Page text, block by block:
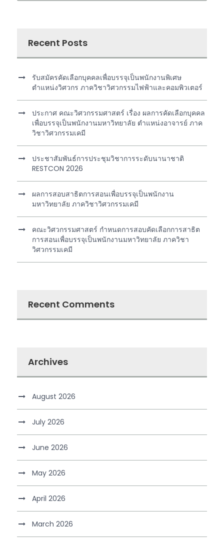
Recent Posts
รับสมัครคัดเลือกบุคคลเพื่อบรรจุเป็นพนักงานพิเศษ
ตำแหน่งวิศวกร ภาควิชาวิศวกรรมไฟฟ้าและคอมพิวเตอร์
ประกาศ คณะวิศวกรรมศาสตร์ เรื่อง ผลการคัดเลือกบุคคล
เพื่อบรรจุเป็นพนักงานมหาวิทยาลัย ตำแหน่งอาจารย์ ภาค
วิชาวิศวกรรมเคมี
ประชาสัมพันธ์การประชุมวิชาการระดับนานาชาติ
RESTCON 2026
ผลการสอบสาธิตการสอนเพื่อบรรจุเป็นพนักงาน
มหาวิทยาลัย ภาควิชาวิศวกรรมเคมี
คณะวิศวกรรมศาสตร์ กำหนดการสอบคัดเลือกการสาธิต
การสอนเพื่อบรรจุเป็นพนักงานมหาวิทยาลัย ภาควิชา
วิศวกรรมเคมี
Recent Comments
Archives
August 2026
July 2026
June 2026
May 2026
April 2026
March 2026